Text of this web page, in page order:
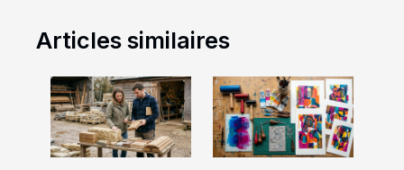
Articles similaires